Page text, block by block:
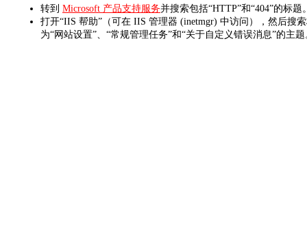
转到 Microsoft 产品支持服务并搜索包括“HTTP”和“404”的标题
打开“IIS 帮助”（可在 IIS 管理器 (inetmgr) 中访问），然后搜
为“网站设置”、“常规管理任务”和“关于自定义错误消息”的主题